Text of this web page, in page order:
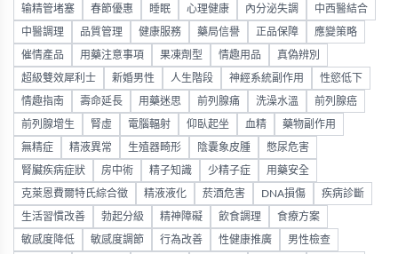
输精管堵塞 春節優惠 睡眠 心理健康 內分泌失調 中西醫結合
中醫調理 品質管理 健康服務 藥局信譽 正品保障 應變策略
催情產品 用藥注意事項 果凍劑型 情趣用品 真偽辨別
超級雙效犀利士 新婚男性 人生階段 神經系統副作用 性慾低下
情趣指南 壽命延長 用藥迷思 前列腺痛 洗澡水溫 前列腺癌
前列腺增生 腎虛 電腦輻射 仰臥起坐 血精 藥物副作用
無精症 精液異常 生殖器畸形 陰囊象皮腫 憋尿危害
腎臟疾病症狀 房中術 精子知識 少精子症 用藥安全
克萊恩費爾特氏綜合徵 精液液化 菸酒危害 DNA損傷 疾病診斷
生活習慣改善 勃起分級 精神障礙 飲食調理 食療方案
敏感度降低 敏感度調節 行為改善 性健康推廣 男性檢查